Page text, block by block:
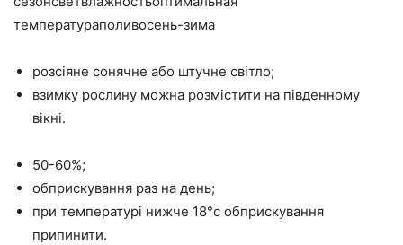
температураполивосень-зима
розсіяне сонячне або штучне світло;
взимку рослину можна розмістити на південному
вікні.
50-60%;
обприскування раз на день;
при температурі нижче 18°с обприскування
припинити.